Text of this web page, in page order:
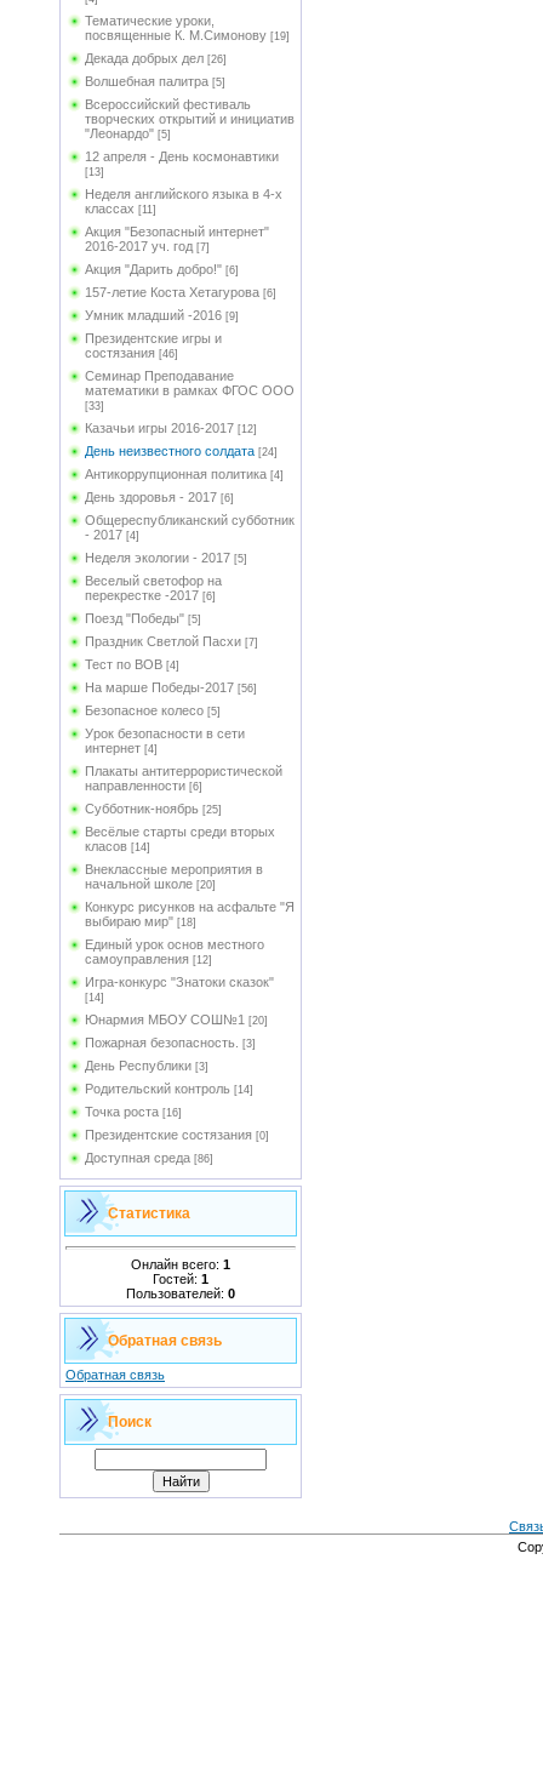
Тематические уроки,
посвященные К. М.Симонову [19]
Декада добрых дел [26]
Волшебная палитра [5]
Всероссийский фестиваль
творческих открытий и инициатив
"Леонардо" [5]
12 апреля - День космонавтики
[13]
Неделя английского языка в 4-х
классах [11]
Акция "Безопасный интернет"
2016-2017 уч. год [7]
Акция "Дарить добро!" [6]
157-летие Коста Хетагурова [6]
Умник младший -2016 [9]
Президентские игры и
состязания [46]
Семинар Преподавание
математики в рамках ФГОС ООО
[33]
Казачьи игры 2016-2017 [12]
День неизвестного солдата [24]
Антикоррупционная политика [4]
День здоровья - 2017 [6]
Общереспубликанский субботник
- 2017 [4]
Неделя экологии - 2017 [5]
Веселый светофор на
перекрестке -2017 [6]
Поезд "Победы" [5]
Праздник Светлой Пасхи [7]
Тест по ВОВ [4]
На марше Победы-2017 [56]
Безопасное колесо [5]
Урок безопасности в сети
интернет [4]
Плакаты антитеррористической
направленности [6]
Субботник-ноябрь [25]
Весёлые старты среди вторых
класов [14]
Внеклассные мероприятия в
начальной школе [20]
Конкурс рисунков на асфальте "Я
выбираю мир" [18]
Единый урок основ местного
самоуправления [12]
Игра-конкурс "Знатоки сказок"
[14]
Юнармия МБОУ СОШ№1 [20]
Пожарная безопасность. [3]
День Республики [3]
Родительский контроль [14]
Точка роста [16]
Президентские состязания [0]
Доступная среда [86]
Статистика
Онлайн всего: 1
Гостей: 1
Пользователей: 0
Обратная связь
Обратная связь
Поиск